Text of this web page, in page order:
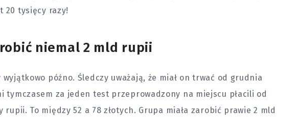
20 tysięcy razy!
niemal 2 mld rupii
późno. Śledczy uważają, że miał on trwać od grudnia
tymczasem za jeden test przeprowadzony na miejscu płacili od
rupii. To między 52 a 78 złotych. Grupa miała zarobić prawie 2 mld